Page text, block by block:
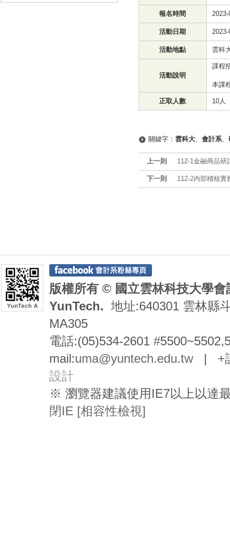
報名時間 2023-
活動日期 2023-
活動地點 雲科
活動說明
課程
本課
正取人數 10人
關鍵字： 雲科大、 會計系、
上一則 112-1金融商品研
下一則 112-2內部稽核實
版權所有 © 國立雲林科技大學
YunTech. 地址:640301 雲林縣
MA305
電話:(05)534-2601
mail:uma@yuntech.edu.tw| +
設計
※ 瀏覽器建議使用IE7以上以達
閉IE [相容性檢視]